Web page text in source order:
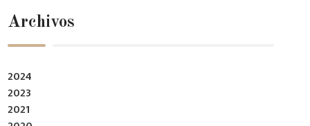
Archivos
2024
2023
2021